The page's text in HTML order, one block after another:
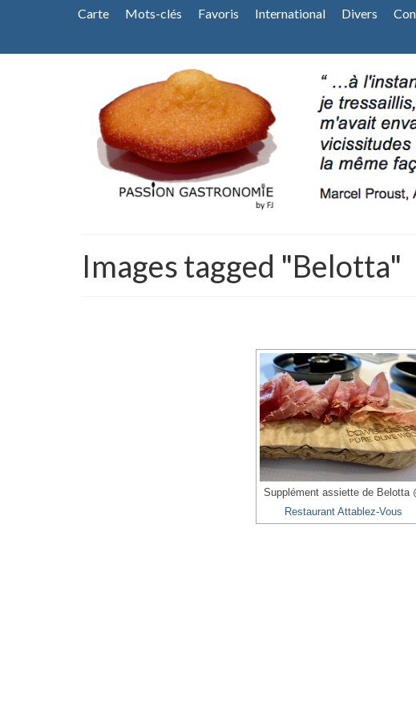
Carte Mots-clés Favoris International Divers
Images tagged "Belotta"
Supplément assiette de Belotta
Restaurant Attablez-Vous